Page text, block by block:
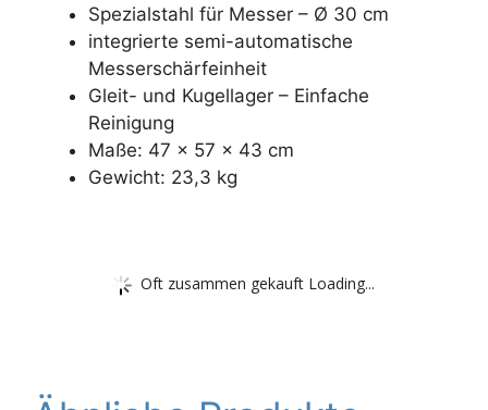
Spezialstahl für Messer – Ø 30 cm
integrierte semi-automatische
Messerschärfeinheit
Gleit- und Kugellager – Einfache
Reinigung
Maße: 47 x 57 x 43 cm
Gewicht: 23,3 kg
Oft zusammen gekauft Loading...